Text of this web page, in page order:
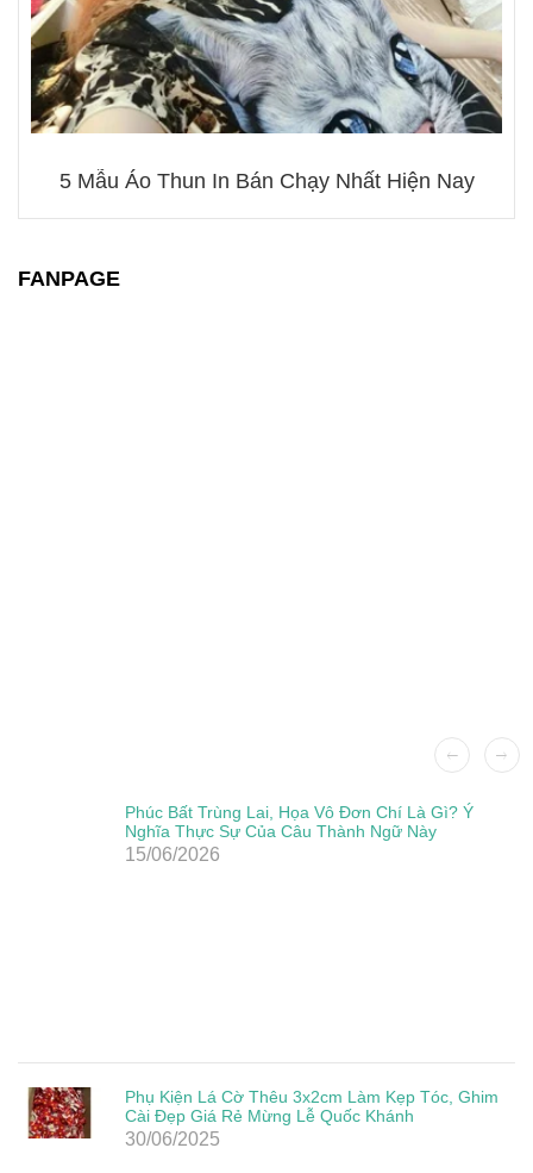
5 Mẫu Áo Thun In Bán Chạy Nhất Hiện Nay
FANPAGE
Phúc Bất Trùng Lai, Họa Vô Đơn Chí Là Gì? Ý
Nghĩa Thực Sự Của Câu Thành Ngữ Này
15/06/2026
Phụ Kiện Lá Cờ Thêu 3x2cm Làm Kẹp Tóc, Ghim
Cài Đẹp Giá Rẻ Mừng Lễ Quốc Khánh
30/06/2025